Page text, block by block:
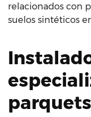
relacionados con
suelos sintéticos